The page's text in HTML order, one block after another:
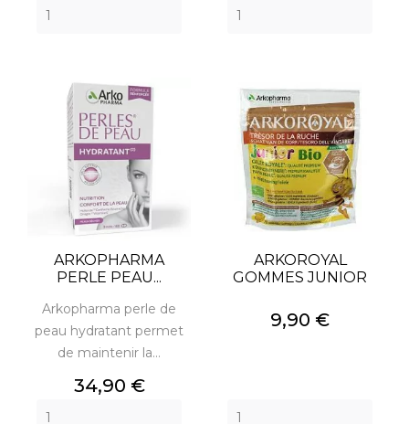
ARKOPHARMA
PERLE PEAU...
Arkopharma perle de
peau hydratant permet
de maintenir la...
Prix
34,90 €
ARKOROYAL
GOMMES JUNIOR
Prix
9,90 €